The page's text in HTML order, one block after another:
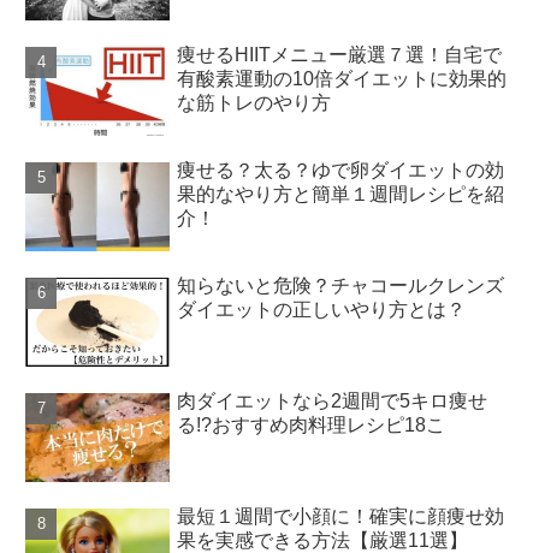
痩せるHIITメニュー厳選７選！自宅で
有酸素運動の10倍ダイエットに効果的
な筋トレのやり方
痩せる？太る？ゆで卵ダイエットの効
果的なやり方と簡単１週間レシピを紹
介！
知らないと危険？チャコールクレンズ
ダイエットの正しいやり方とは？
肉ダイエットなら2週間で5キロ痩せ
る!?おすすめ肉料理レシピ18こ
最短１週間で小顔に！確実に顔痩せ効
果を実感できる方法【厳選11選】